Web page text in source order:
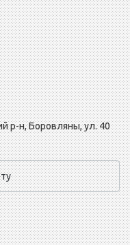
р-н, Боровляны, ул. 40